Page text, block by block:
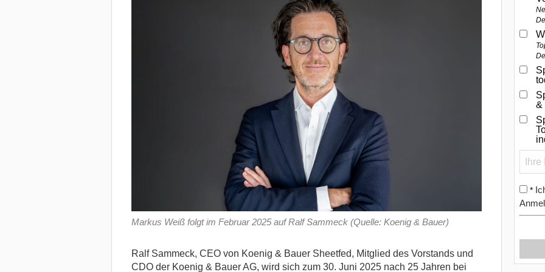
Markus Weiß folgt im Februar 2025 auf Ralf Sammeck (Quelle: Koenig & Bauer)
Ralf Sammeck, CEO von Koenig & Bauer Sheetfed, Mitglied des Vorstands und
CDO der Koenig & Bauer AG, wird sich zum 30. Juni 2025 nach 25 Jahren bei
&
*